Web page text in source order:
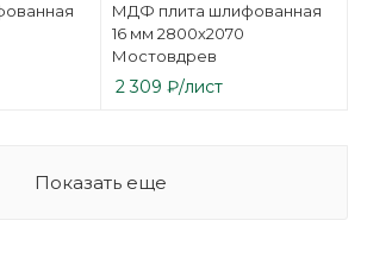
МДФ плита шлифованная
16 мм 2800х2070
Мостовдрев
2 309 ₽/лист
Показать еще